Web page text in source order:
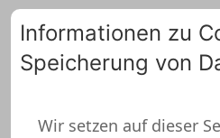
Informationen zu
Speicherung von
Wir setzen auf dieser